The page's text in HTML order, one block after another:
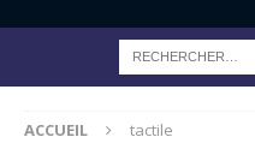
ACCUEIL tactile